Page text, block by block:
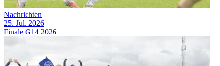
Nachrichten
25. Jul. 2026
Finale G14 2026